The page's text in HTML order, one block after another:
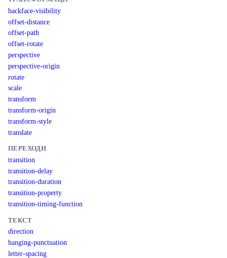
backface-visibility
offset-distance
offset-path
offset-rotate
perspective
perspective-origin
rotate
scale
transform
transform-origin
transform-style
translate
ПЕРЕХОДИ
transition
transition-delay
transition-duration
transition-property
transition-timing-function
ТЕКСТ
direction
hanging-punctuation
letter-spacing